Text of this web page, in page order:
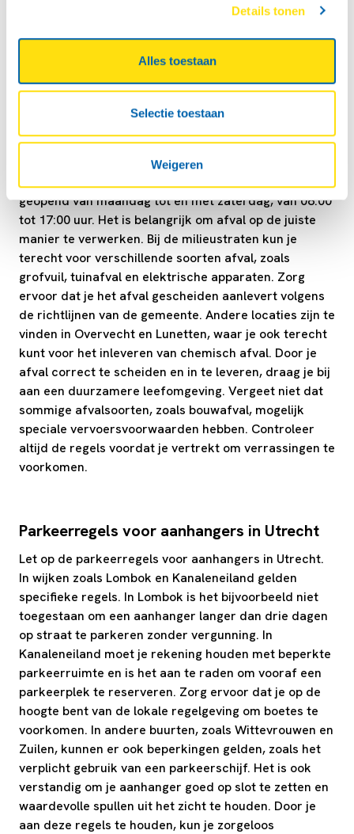
Details tonen
Alles toestaan
Selectie toestaan
Weigeren
en tuinmeubelen. Plan je bezoek en maak gebruik van
Milieustraten en stortplaatsen in Utrecht
Breng je afval naar een van de milieustraten of
stortplaatsen in Utrecht, zoals de locaties aan de
Tractieweg en de Kanaaldijk. Deze zijn doorgaans
geopend van maandag tot en met zaterdag, van 08:00
tot 17:00 uur. Het is belangrijk om afval op de juiste
manier te verwerken. Bij de milieustraten kun je
terecht voor verschillende soorten afval, zoals
grofvuil, tuinafval en elektrische apparaten. Zorg
ervoor dat je het afval gescheiden aanlevert volgens
de richtlijnen van de gemeente. Andere locaties zijn te
vinden in Overvecht en Lunetten, waar je ook terecht
kunt voor het inleveren van chemisch afval. Door je
afval correct te scheiden en in te leveren, draag je bij
aan een duurzamere leefomgeving. Vergeet niet dat
sommige afvalsoorten, zoals bouwafval, mogelijk
speciale vervoersvoorwaarden hebben. Controleer
altijd de regels voordat je vertrekt om verrassingen te
voorkomen.
Parkeerregels voor aanhangers in Utrecht
Let op de parkeerregels voor aanhangers in Utrecht.
In wijken zoals Lombok en Kanaleneiland gelden
specifieke regels. In Lombok is het bijvoorbeeld niet
toegestaan om een aanhanger langer dan drie dagen
op straat te parkeren zonder vergunning. In
Kanaleneiland moet je rekening houden met beperkte
parkeerruimte en is het aan te raden om vooraf een
parkeerplek te reserveren. Zorg ervoor dat je op de
hoogte bent van de lokale regelgeving om boetes te
voorkomen. In andere buurten, zoals Wittevrouwen en
Zuilen, kunnen er ook beperkingen gelden, zoals het
verplicht gebruik van een parkeerschijf. Het is ook
verstandig om je aanhanger goed op slot te zetten en
waardevolle spullen uit het zicht te houden. Door je
aan deze regels te houden, kun je zorgeloos